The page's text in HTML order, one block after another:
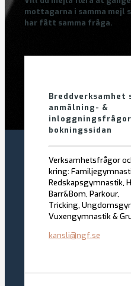
mottagarna i samma mejl
har fått samma fråga.
Breddverksamhet
anmälning- &
bokningssidan
Verksamhetsfrågor
kring:
Redskapsgymnastik,
Barr&Bom, Parkour,
Tricking,
Vuxengymnastik &
kansli@ngf.se